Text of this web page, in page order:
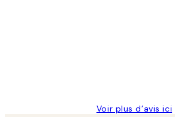
Voir plus d’avis ici